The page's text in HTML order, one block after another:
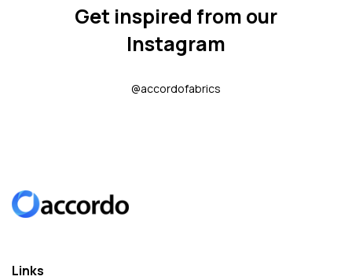
Get inspired from our
Instagram
@accordofabrics
Links